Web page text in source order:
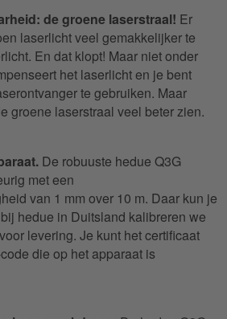
de groene laserstraal! Er
laserlicht veel gemakkelijker te
En dat klopt! Maar niet onder
het laserlicht en je bent
te gebruiken. Maar
groene laserstraal veel beter zien.
De robuuste hedue Q3G
met een
van 1 mm over 10 m. Daar kun je
hedue in Duitsland kalibreren we
levering. Je kunt het certificaat
die op het apparaat is